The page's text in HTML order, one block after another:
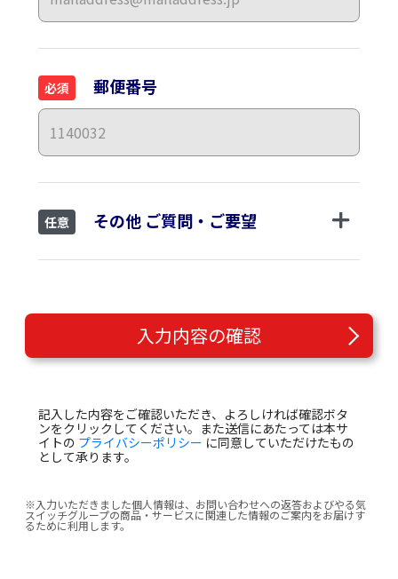
必須 郵便番号
任意 その他 ご質問・ご要望
入力内容の確認
記入した内容をご確認いただき、よろしければ確認ボタ
ンをクリックしてください。また送信にあたっては本サ
イトの プライバシーポリシー に同意していただけたもの
として承ります。
※入力いただきました個人情報は、お問い合わせへの返答およびやる気
スイッチグループの商品・サービスに関連した情報のご案内をお届けす
るために利用します。